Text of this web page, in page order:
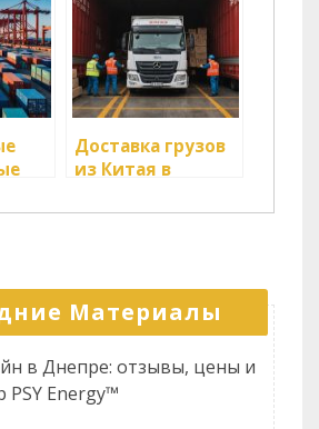
решения и
актуальные цены
что
Доставка грузов
из Китая в
нужно знать
Материалы
в Днепре: отзывы, цены и
PSY Energy™